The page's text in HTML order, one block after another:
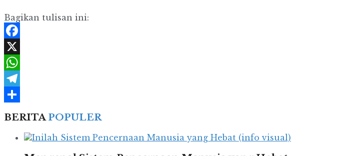
Bagikan tulisan ini:
Facebook
X
WhatsApp
Telegram
BERITAPOPULER